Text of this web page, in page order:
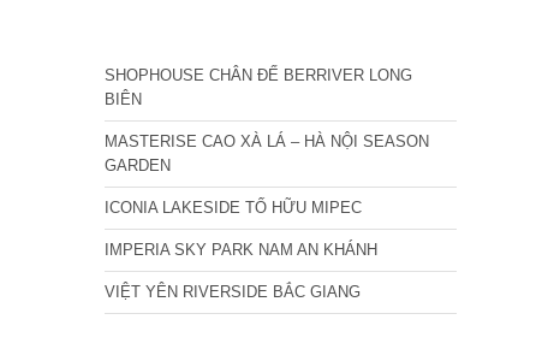
SHOPHOUSE CHÂN ĐẾ BERRIVER LONG
BIÊN
MASTERISE CAO XÀ LÁ – HÀ NỘI SEASON
GARDEN
ICONIA LAKESIDE TỐ HỮU MIPEC
IMPERIA SKY PARK NAM AN KHÁNH
VIỆT YÊN RIVERSIDE BẮC GIANG